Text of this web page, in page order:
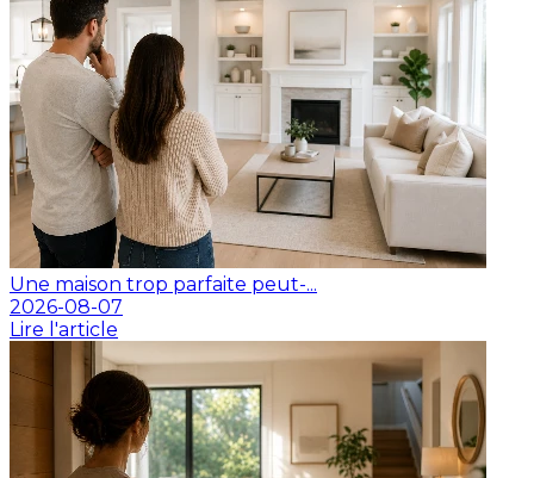
Une maison trop parfaite peut-...
2026-08-07
Lire l'article